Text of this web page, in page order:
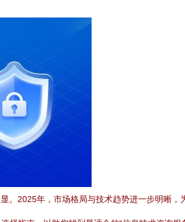
。2025年，市场格局与技术趋势进一步明晰，